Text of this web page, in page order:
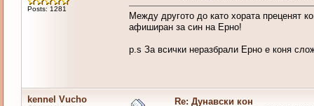
Posts: 1281
Между другото до като хората преценят
афиширан за син на Ерно!
p.s За всички неразбрали Ерно е коня
kennel Vucho Re: Дунавски кон